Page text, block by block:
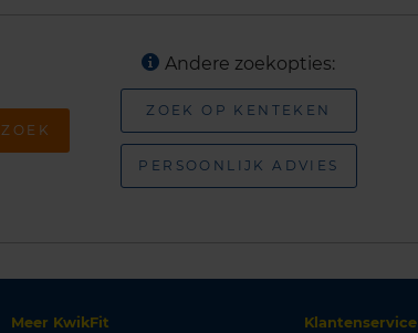
ZOEK
Andere zoekopties:
ZOEK OP KENTEKEN
PERSOONLIJK ADVIES
Meer KwikFit
Klantenservice